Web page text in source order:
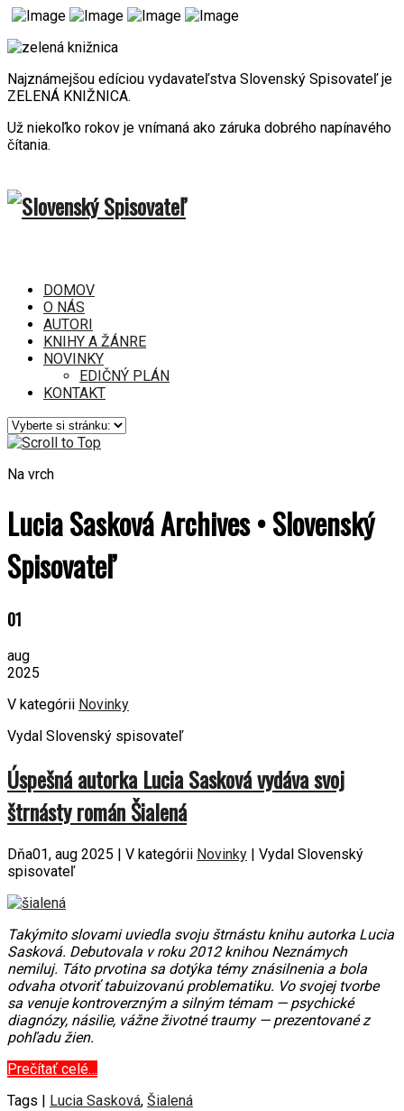
Najznámejšou edíciou vydavateľstva Slovenský Spisovateľ je
ZELENÁ KNIŽNICA.
Už niekoľko rokov je vnímaná ako záruka dobrého napínavého
čítania.
DOMOV
O NÁS
AUTORI
KNIHY A ŽÁNRE
NOVINKY
EDIČNÝ PLÁN
KONTAKT
Na vrch
Lucia Sasková Archives • Slovenský
Spisovateľ
01
aug
2025
V kategórii Novinky
Vydal Slovenský spisovateľ
Úspešná autorka Lucia Sasková vydáva svoj
štrnásty román Šialená
Dňa01, aug 2025 | V kategórii Novinky | Vydal Slovenský
spisovateľ
Takýmito slovami uviedla svoju štrnástu knihu autorka Lucia
Sasková. Debutovala v roku 2012 knihou Neznámych
nemiluj. Táto prvotina sa dotýka témy znásilnenia a bola
odvaha otvoriť tabuizovanú problematiku. Vo svojej tvorbe
sa venuje kontroverzným a silným témam — psychické
diagnózy, násilie, vážne životné traumy — prezentované z
pohľadu žien.
Prečítať celé…
Tags |
Lucia Sasková, Šialená